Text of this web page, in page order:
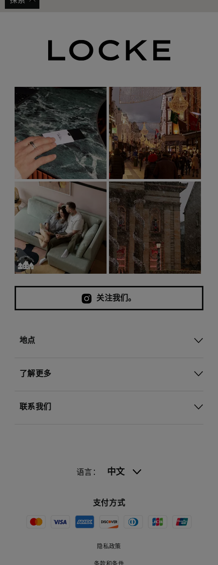
Arènes de Lutèce
在这座公元一世纪的圆形剧场中探索古罗马时期的巴黎
——这是巴黎现存最古老的历史遗迹。
探索巴
代读物
关注我们。
地点
了解更多
联系我们
语言： 中文
支付方式
隐私政策